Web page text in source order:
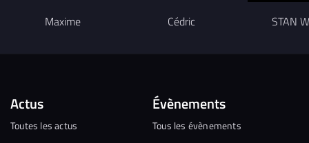
Maxime Cédric STAN
Actus
Toutes les actus
Évènements
Tous les évènements